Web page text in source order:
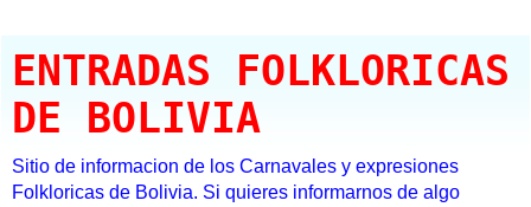
ENTRADAS FOLKLORICAS
DE BOLIVIA
Sitio de informacion de los Carnavales y expresiones
Folkloricas de Bolivia. Si quieres informarnos de algo